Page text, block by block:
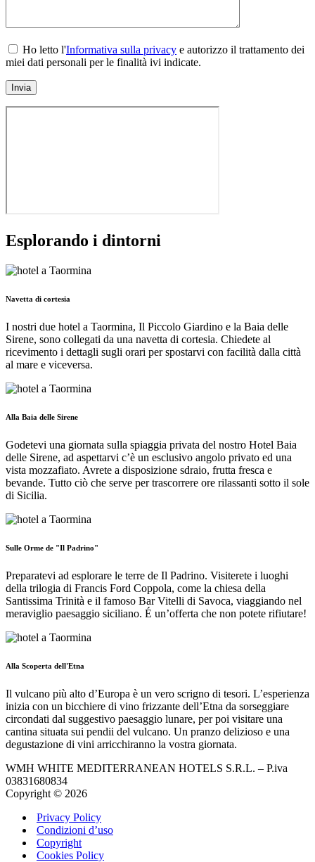
Ho letto l'Informativa sulla privacy e autorizzo il trattamento dei
miei dati personali per le finalità ivi indicate.
Esplorando i dintorni
Navetta di cortesia
I nostri due hotel a Taormina, Il Piccolo Giardino e la Baia delle
Sirene, sono collegati da una navetta di cortesia. Chiedete al
ricevimento i dettagli sugli orari per spostarvi con facilità dalla città
al mare e viceversa.
Alla Baia delle Sirene
Godetevi una giornata sulla spiaggia privata del nostro Hotel Baia
delle Sirene, ad aspettarvi c’è un esclusivo angolo privato ed una
vista mozzafiato. Avrete a disposizione sdraio, frutta fresca e
bevande. Tutto ciò che serve per trascorrere ore rilassanti sotto il sole
di Sicilia.
Sulle Orme de "Il Padrino"
Preparatevi ad esplorare le terre de Il Padrino. Visiterete i luoghi
della trilogia di Francis Ford Coppola, come la chiesa della
Santissima Trinità e il famoso Bar Vitelli di Savoca, viaggiando nel
meraviglio paesaggio siciliano. É un’offerta che non potete rifiutare!
Alla Scoperta dell'Etna
Il vulcano più alto d’Europa è un vero scrigno di tesori. L’esperienza
inizia con un bicchiere di vino frizzante dell’Etna da sorseggiare
circondati dal suggestivo paesaggio lunare, per poi visitare una
cantina situata sui pendii del vulcano. Un pranzo delizioso e una
degustazione di vini arricchiranno la vostra giornata.
WMH WHITE MEDITERRANEAN HOTELS S.R.L. – P.iva
03831680834
Copyright © 2026
Privacy Policy
Condizioni d’uso
Copyright
Cookies Policy